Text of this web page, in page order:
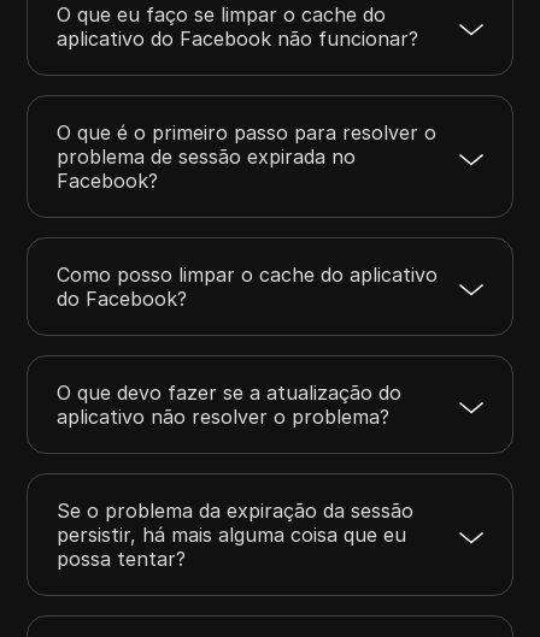
O que eu faço se limpar o cache do
aplicativo do Facebook não funcionar?
O que é o primeiro passo para resolver o
problema de sessão expirada no
Facebook?
Como posso limpar o cache do aplicativo
do Facebook?
O que devo fazer se a atualização do
aplicativo não resolver o problema?
Se o problema da expiração da sessão
persistir, há mais alguma coisa que eu
possa tentar?